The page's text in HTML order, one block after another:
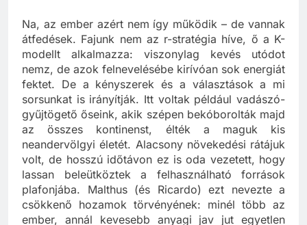
Na, az ember azért nem így működik – de vannak
átfedések. Fajunk nem az r-stratégia híve, ő a K-
modellt alkalmazza: viszonylag kevés utódot
nemz, de azok felnevelésébe kirívóan sok energiát
fektet. De a kényszerek és a választások a mi
sorsunkat is irányítják. Itt voltak például vadászó-
gyűjtögető őseink, akik szépen bekóborolták majd
az összes kontinenst, élték a maguk kis
neandervölgyi életét. Alacsony növekedési rátájuk
volt, de hosszú időtávon ez is oda vezetett, hogy
lassan beleütköztek a felhasználható források
plafonjába. Malthus (és Ricardo) ezt nevezte a
csökkenő hozamok törvényének: minél több az
ember, annál kevesebb anyagi jav jut egyetlen